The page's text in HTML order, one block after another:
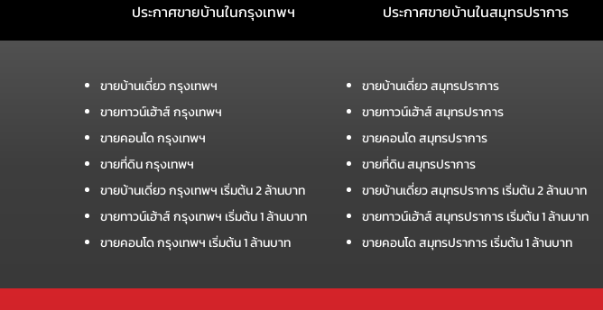
ประกาศขายบ้านในกรุงเทพฯ ประกาศขายบ้านในสมุทรปราการ
ขายบ้านเดี่ยว กรุงเทพฯ
ขายทาวน์เฮ้าส์ กรุงเทพฯ
ขายคอนโด กรุงเทพฯ
ขายที่ดิน กรุงเทพฯ
ขายบ้านเดี่ยว กรุงเทพฯ เริ่มต้น 2 ล้านบาท
ขายทาวน์เฮ้าส์ กรุงเทพฯ เริ่มต้น 1 ล้านบาท
ขายคอนโด กรุงเทพฯ เริ่มต้น 1 ล้านบาท
ขายบ้านเดี่ยว สมุทรปราการ
ขายทาวน์เฮ้าส์ สมุทรปราการ
ขายคอนโด สมุทรปราการ
ขายที่ดิน สมุทรปราการ
ขายบ้านเดี่ยว สมุทรปราการ เริ่มต้น 2 ล้านบาท
ขายทาวน์เฮ้าส์ สมุทรปราการ เริ่มต้น 1 ล้านบาท
ขายคอนโด สมุทรปราการ เริ่มต้น 1 ล้านบาท